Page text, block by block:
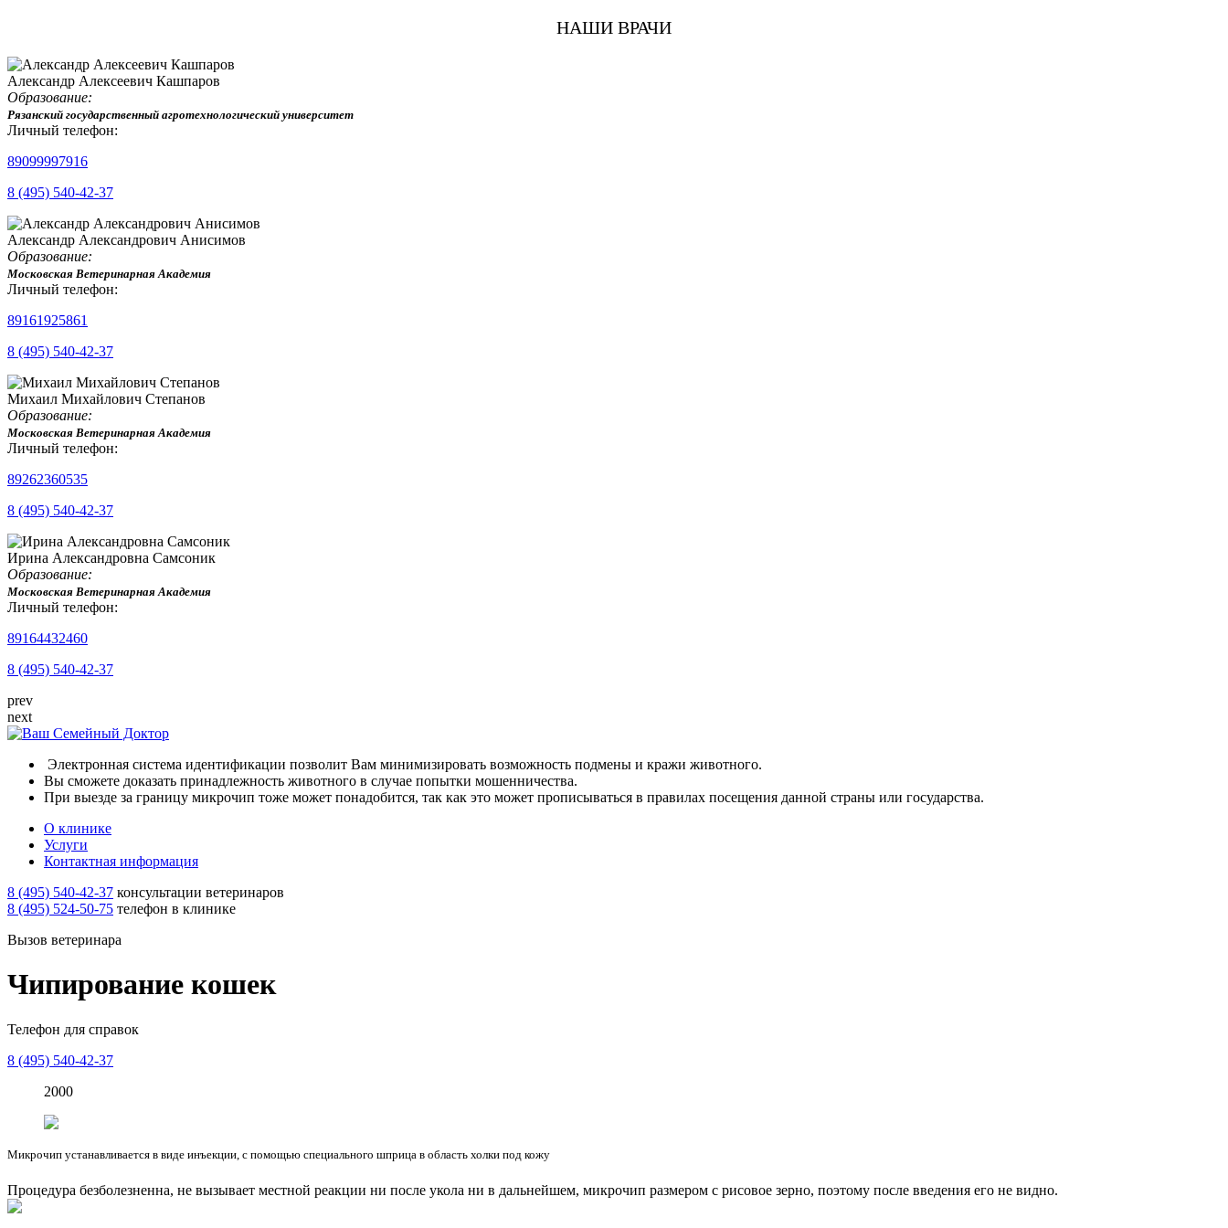
НАШИ ВРАЧИ
Александр Алексеевич Кашпаров
Образование:
Рязанский государственный агротехнологический университет
Личный телефон:
89099997916
8 (495) 540-42-37
Александр Александрович Анисимов
Образование:
Московская Ветеринарная Академия
Личный телефон:
89161925861
8 (495) 540-42-37
Михаил Михайлович Степанов
Образование:
Московская Ветеринарная Академия
Личный телефон:
89262360535
8 (495) 540-42-37
Ирина Александровна Самсоник
Образование:
Московская Ветеринарная Академия
Личный телефон:
89164432460
8 (495) 540-42-37
prev
next
Электронная система идентификации позволит Вам минимизировать возможность подмены и кражи животного.
Вы сможете доказать принадлежность животного в случае попытки мошенничества.
При выезде за границу микрочип тоже может понадобится, так как это может прописываться в правилах посещения данной страны или государства.
О клинике
Услуги
Контактная информация
8 (495) 540-42-37 консультации ветеринаров
8 (495) 524-50-75 телефон в клинике
Вызов ветеринара
Чипирование кошек
Телефон для справок
8 (495) 540-42-37
2000
Микрочип устанавливается в виде инъекции, с помощью специального шприца в область холки под кожу
Процедура безболезненна, не вызывает местной реакции ни после укола ни в дальнейшем, микрочип размером с рисовое зерно, поэтому после введения его не видно.